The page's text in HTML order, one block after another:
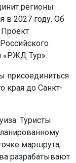
регионы
в 2027 году. Об
«РЖД Тур».
присоединиться
края до Санкт-
Туристы
маршрута,
разрабатывают